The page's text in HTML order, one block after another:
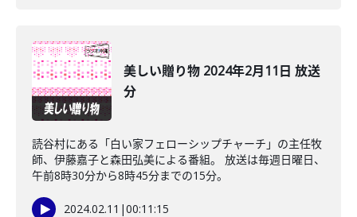
美しい贈り物 2024年2月11日 放送
分
読谷村にある「白い家フェローシップチャーチ」の主任牧
師、伊藤嘉子と森田弘美による番組。 放送は毎週日曜日、
午前8時30分から8時45分までの15分。
2024.02.11 |00:11:15